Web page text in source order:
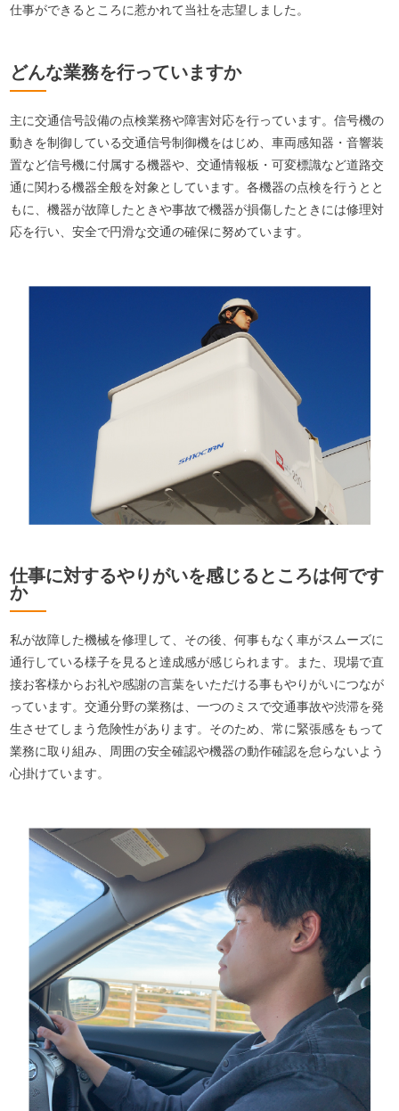
仕事ができるところに惹かれて当社を志望しました。
どんな業務を行っていますか
主に交通信号設備の点検業務や障害対応を行っています。信号機の
動きを制御している交通信号制御機をはじめ、車両感知器・音響装
置など信号機に付属する機器や、交通情報板・可変標識など道路交
通に関わる機器全般を対象としています。各機器の点検を行うとと
もに、機器が故障したときや事故で機器が損傷したときには修理対
応を行い、安全で円滑な交通の確保に努めています。
仕事に対するやりがいを感じるところは何です
か
私が故障した機械を修理して、その後、何事もなく車がスムーズに
通行している様子を見ると達成感が感じられます。また、現場で直
接お客様からお礼や感謝の言葉をいただける事もやりがいにつなが
っています。交通分野の業務は、一つのミスで交通事故や渋滞を発
生させてしまう危険性があります。そのため、常に緊張感をもって
業務に取り組み、周囲の安全確認や機器の動作確認を怠らないよう
心掛けています。